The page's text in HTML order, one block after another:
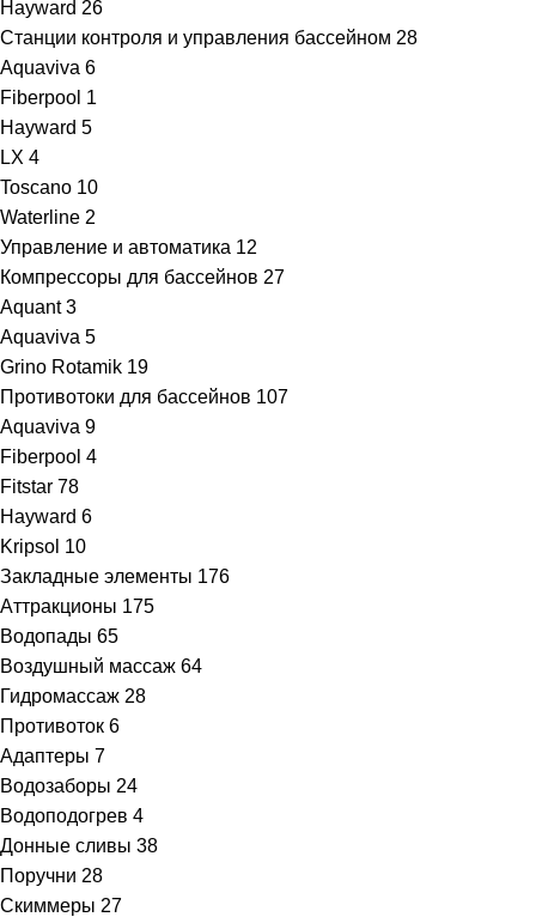
Hayward 26
Станции контроля и управления бассейном 28
Aquaviva 6
Fiberpool 1
Hayward 5
LX 4
Toscano 10
Waterline 2
Управление и автоматика 12
Компрессоры для бассейнов 27
Aquant 3
Aquaviva 5
Grino Rotamik 19
Противотоки для бассейнов 107
Aquaviva 9
Fiberpool 4
Fitstar 78
Hayward 6
Kripsol 10
Закладные элементы 176
Аттракционы 175
Водопады 65
Воздушный массаж 64
Гидромассаж 28
Противоток 6
Адаптеры 7
Водозаборы 24
Водоподогрев 4
Донные сливы 38
Поручни 28
Скиммеры 27